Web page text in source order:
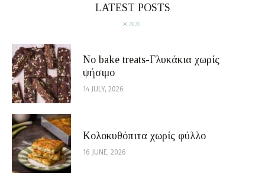
LATEST POSTS
No bake treats-Γλυκάκια χωρίς
ψήσιμο
14 JULY, 2026
Κολοκυθόπιτα χωρίς φύλλο
16 JUNE, 2026